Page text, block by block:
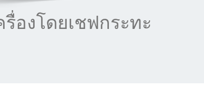
องโดยเชฟกระทะ